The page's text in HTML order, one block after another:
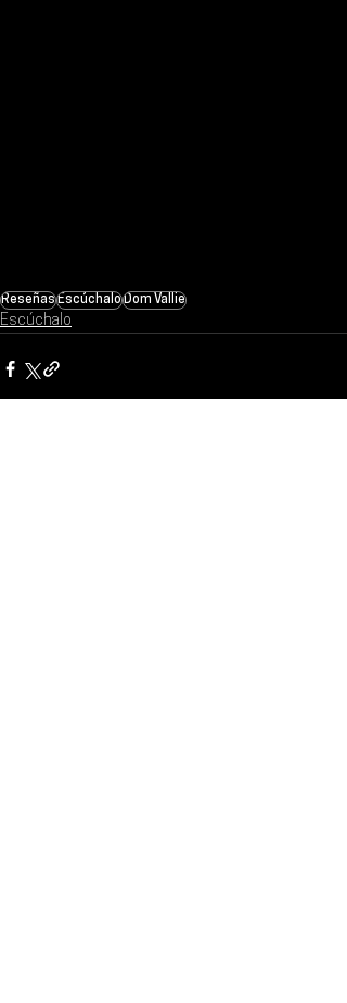
ReseñasEscúchaloDom Vallie
Escúchalo